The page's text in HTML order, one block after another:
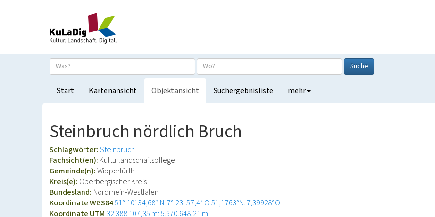
Suche
Start Kartenansicht Objektansicht Suchergebnisliste mehr
Steinbruch nördlich Bruch
Schlagwörter:Steinbruch
Fachsicht(en): Kulturlandschaftspflege
Gemeinde(n):Wipperfürth
Kreis(e): Oberbergischer Kreis
Bundesland: Nordrhein-Westfalen
Koordinate WGS8451° 10′ 34,68″ N: 7° 23′ 57,4″ O51,1763°N: 7,39928°O
Koordinate UTM 32.388.107,35 m: 5.670.648,21 m